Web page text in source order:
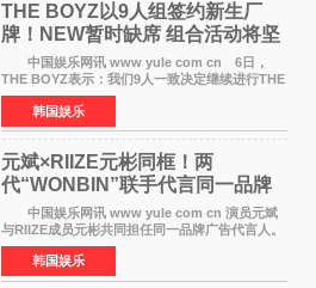
THE BOYZ以9人组签约新生厂
牌！NEW暂时缺席 组合活动将坚
定不移继续
中国娱乐网讯 www yule com cn 6日，
THE BOYZ表示：我们9人一致决定继续进行THE
BOYZ组合活动，并且已经完成了组合团体活动
签约。目前正在新生厂牌下进行活动准备。尚未
离开THE BOYZ原所
韩国娱乐
元斌×RIIZE元彬同框！两
代“WONBIN”联手代言同一品牌
颜值天花板合体
中国娱乐网讯 www yule com cn 演员元斌
与RIIZE成员元彬共同担任同一品牌广告代言人。
6日据独家报道，继演员元斌之后，RIIZE元彬最
近也被选为某在线中介平台A公司的共同广告代言
人，两人将作
韩国娱乐